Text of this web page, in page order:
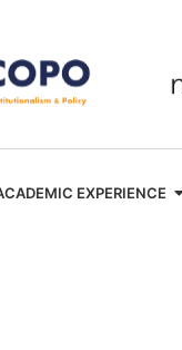
EXPERIENCE